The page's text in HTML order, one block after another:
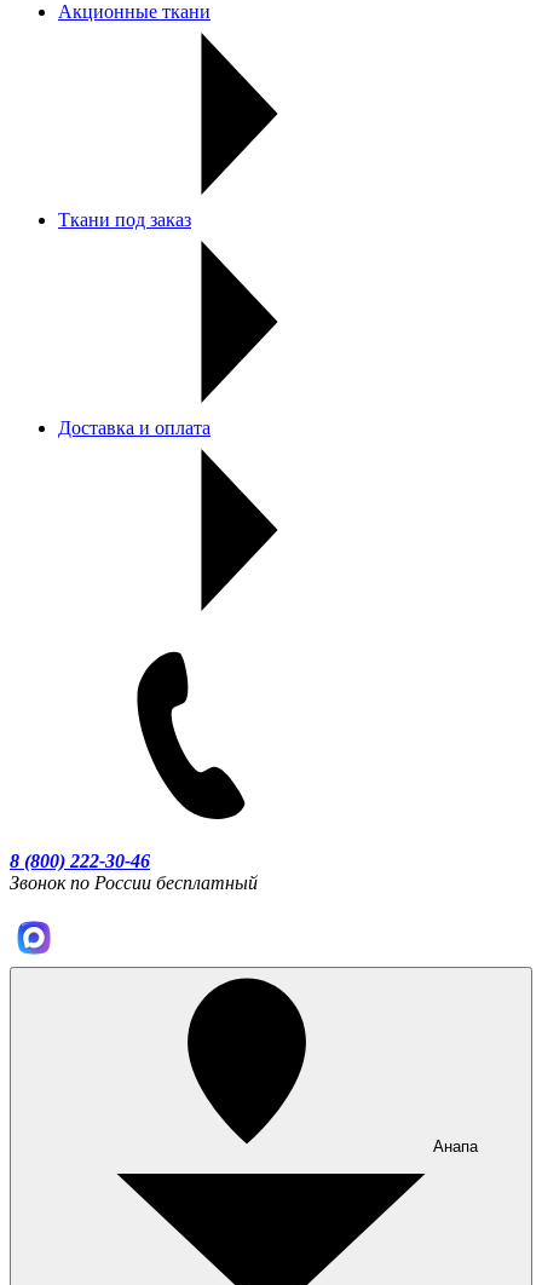
Акционные ткани
Ткани под заказ
Доставка и оплата
8 (800) 222-30-46
Звонок по России бесплатный
Анапа